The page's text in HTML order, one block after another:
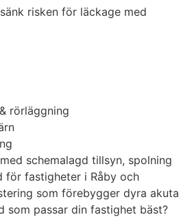
risken för läckage med
rörläggning
schemalagd tillsyn, spolning
för fastigheter i Råby och
som förebygger dyra akuta
som passar din fastighet bäst?